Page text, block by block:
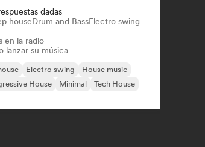
dadas
houseDrum and BassElectro swing
en la radio
lanzar su música
Electro swing
House music
House
Minimal
Tech House